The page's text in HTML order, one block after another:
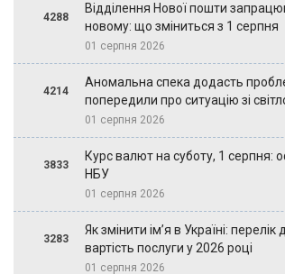
4288
Відділення Нової пошти
новому: що зміниться з 1 серпня
01 серпня 2026
4214
Аномальна спека додасть
попередили про ситуацію зі
01 серпня 2026
3833
Курс валют на суботу, 1 серпня:
НБУ
01 серпня 2026
3283
Як змінити ім’я в Україні: перелік
вартість послуги у 2026 році
01 серпня 2026